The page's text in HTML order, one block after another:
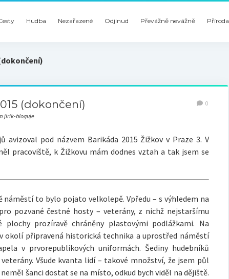
Hudba Nezařazené Odjinud Převážně nevážně Příroda
(dokončení)
jirik-bloguje
0
avizoval pod názvem Barikáda 2015 Žižkov v Praze 3. V
pracoviště, k Žižkovu mám dodnes vztah a tak jsem se
náměstí to bylo pojato velkolepě. Vpředu – s výhledem na
pozvané čestné hosty – veterány, z nichž nejstaršímu
prozíravě chráněny plastovými podlážkami. Na
okolí připravená historická technika a uprostřed náměstí
v prvorepublikových uniformách. Šediny hudebníků
Všude kvanta lidí – takové množství, že jsem půl
šanci dostat se na místo, odkud bych viděl na dějiště.